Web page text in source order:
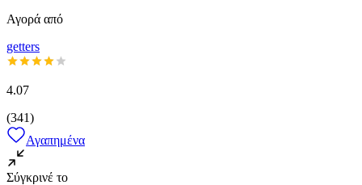
Αγορά από
getters
4.07
(341)
Αγαπημένα
Σύγκρινέ το